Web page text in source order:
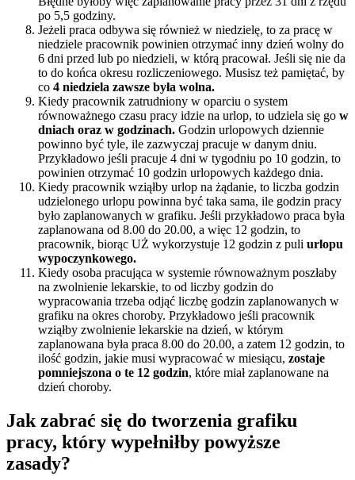
po 5,5 godziny.
Jeżeli praca odbywa się również w niedzielę, to za pracę w
niedziele pracownik powinien otrzymać inny dzień wolny do
6 dni przed lub po niedzieli, w którą pracował. Jeśli się nie da
to do końca okresu rozliczeniowego. Musisz też pamiętać, by
co 4 niedziela zawsze była wolna.
Kiedy pracownik zatrudniony w oparciu o system
równoważnego czasu pracy idzie na urlop, to udziela się go w
dniach oraz w godzinach. Godzin urlopowych dziennie
powinno być tyle, ile zazwyczaj pracuje w danym dniu.
Przykładowo jeśli pracuje 4 dni w tygodniu po 10 godzin, to
powinien otrzymać 10 godzin urlopowych każdego dnia.
Kiedy pracownik wziąłby urlop na żądanie, to liczba godzin
udzielonego urlopu powinna być taka sama, ile godzin pracy
było zaplanowanych w grafiku. Jeśli przykładowo praca była
zaplanowana od 8.00 do 20.00, a więc 12 godzin, to
pracownik, biorąc UŻ wykorzystuje 12 godzin z puli urlopu
wypoczynkowego.
Kiedy osoba pracująca w systemie równoważnym poszłaby
na zwolnienie lekarskie, to od liczby godzin do
wypracowania trzeba odjąć liczbę godzin zaplanowanych w
grafiku na okres choroby. Przykładowo jeśli pracownik
wziąłby zwolnienie lekarskie na dzień, w którym
zaplanowana była praca 8.00 do 20.00, a zatem 12 godzin, to
ilość godzin, jakie musi wypracować w miesiącu, zostaje
pomniejszona o te 12 godzin, które miał zaplanowane na
dzień choroby.
Jak zabrać się do tworzenia grafiku
pracy, który wypełniłby powyższe
zasady?